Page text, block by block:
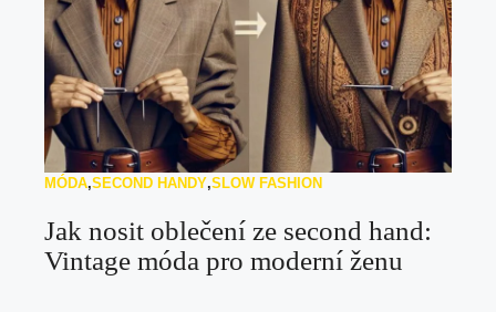
MÓDA,SECOND HANDY,SLOW FASHION
Jak nosit oblečení ze second hand:
Vintage móda pro moderní ženu